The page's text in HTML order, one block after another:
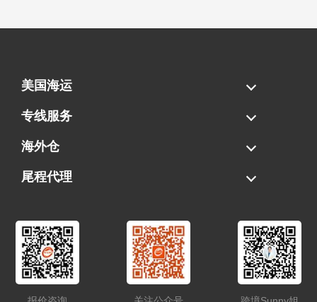
美国海运
海运拼柜
海运整柜
美国海卡
加拿大海运
专线服务
FBA专线直送
超大件专线
AWD专线
电池专线
海外仓
一件代发
FBA中转
贴标换标
拆柜/存储
尾程代理